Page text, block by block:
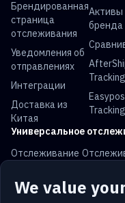
We value
Брендированная
страница
отслеживания
Уведомления об
отправлениях
Интеграции
Доставка из
Китая
Активы
бренда
Универсальное
Отслеживание
Отслеживание